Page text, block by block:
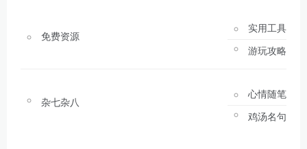
免费资源
实用工具
游玩攻略
杂七杂八
心情随笔
鸡汤名句